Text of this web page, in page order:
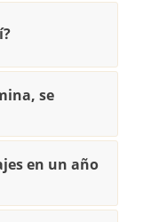
se
en un año